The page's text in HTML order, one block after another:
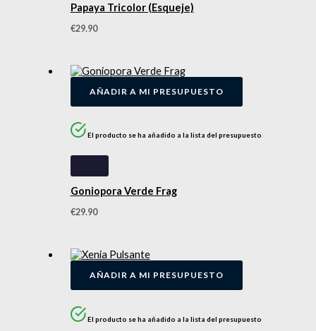
Papaya Tricolor (Esqueje)
€29.90
AÑADIR A MI PRESUPUESTO
El producto se ha añadido a la lista del presupuesto
Goniopora Verde Frag
€29.90
AÑADIR A MI PRESUPUESTO
El producto se ha añadido a la lista del presupuesto